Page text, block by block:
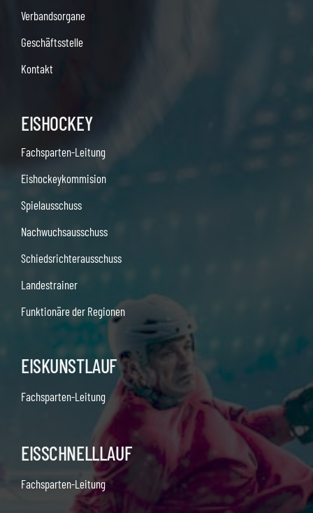
Verbandsorgane
Geschäftsstelle
Kontakt
EISHOCKEY
Fachsparten-Leitung
Eishockeykommision
Spielausschuss
Nachwuchsausschuss
Schiedsrichterausschuss
Landestrainer
Funktionäre der Regionen
EISKUNSTLAUF
Fachsparten-Leitung
EISSCHNELLLAUF
Fachsparten-Leitung